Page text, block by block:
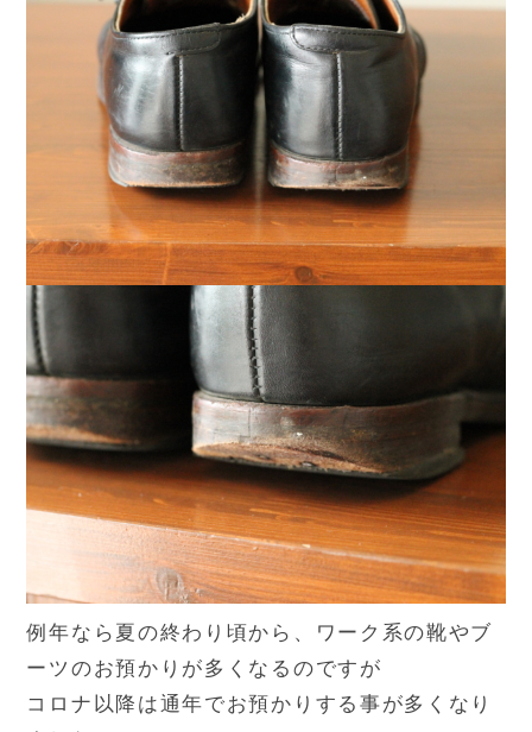
例年なら夏の終わり頃から、ワーク系の靴やブ
ーツのお預かりが多くなるのですが
コロナ以降は通年でお預かりする事が多くなり